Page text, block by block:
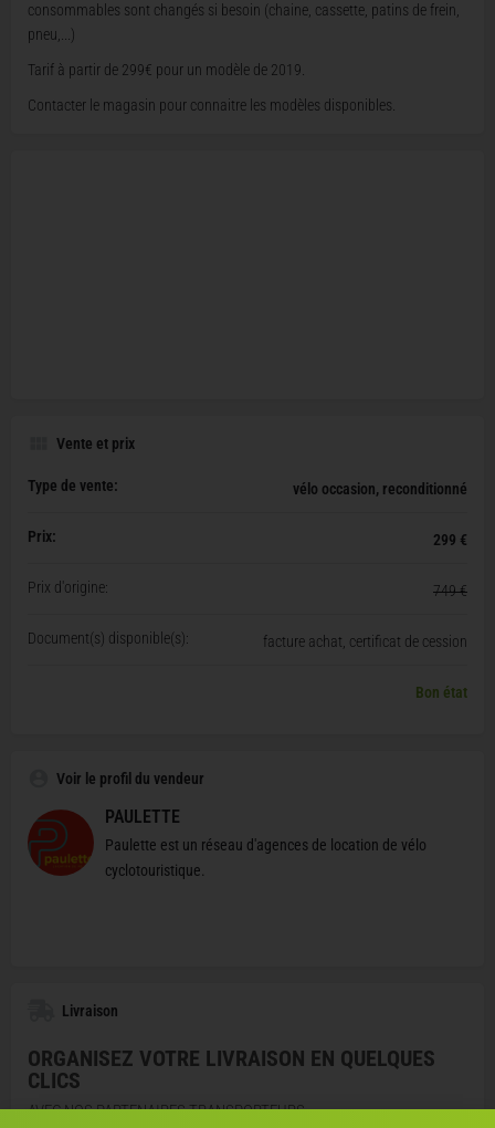
consommables sont changés si besoin (chaine, cassette, patins de frein,
pneu,...)
Tarif à partir de 299€ pour un modèle de 2019.
Contacter le magasin pour connaitre les modèles disponibles.
Vente et prix
Type de vente: vélo occasion, reconditionné
Prix: 299 €
Prix d'origine: 749 €
Document(s) disponible(s): facture achat, certificat de cession
Bon état
Voir le profil du vendeur
PAULETTE
Paulette est un réseau d'agences de location de vélo
cyclotouristique.
Livraison
ORGANISEZ VOTRE LIVRAISON EN QUELQUES
CLICS
AVEC NOS PARTENAIRES TRANSPORTEURS